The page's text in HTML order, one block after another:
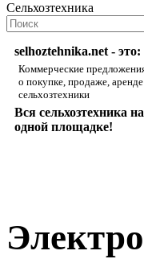
Сельхозтехника
selhoztehnika.net - это:
Коммерческие
о покупке, продаже, аренде
сельхозтехники
Вся сельхозтехника на
одной площадке!